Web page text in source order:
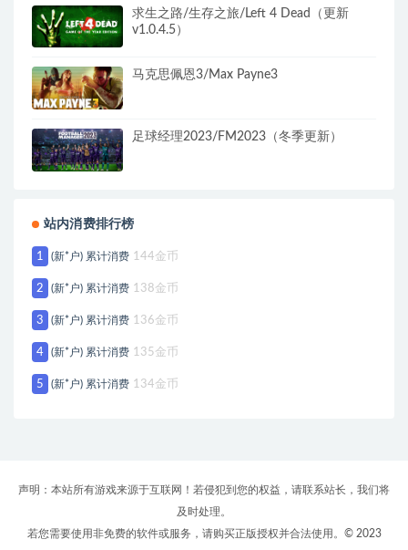
求生之路/生存之旅/Left 4 Dead（更新
v1.0.4.5）
马克思佩恩3/Max Payne3
足球经理2023/FM2023（冬季更新）
站内消费排行榜
1 (新*户) 累计消费 144金币
2 (新*户) 累计消费 138金币
3 (新*户) 累计消费 136金币
4 (新*户) 累计消费 135金币
5 (新*户) 累计消费 134金币
声明：本站所有游戏来源于互联网！若侵犯到您的权益，请联系站长，我们将
及时处理。
若您需要使用非免费的软件或服务，请购买正版授权并合法使用。© 2023